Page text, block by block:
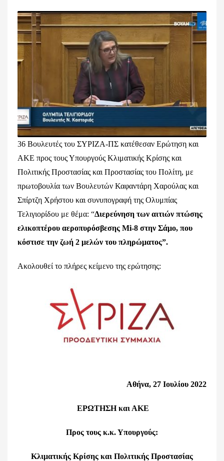
36 Βουλευτές του ΣΥΡΙΖΑ-ΠΣ κατέθεσαν Ερώτηση και
ΑΚΕ προς τους Υπουργούς Κλιματικής Κρίσης και
Πολιτικής Προστασίας και Προστασίας του Πολίτη, με
πρωτοβουλία των Βουλευτών Καφαντάρη Χαρούλας και
Σπίρτζη Χρήστου και συνυπογραφή της Ολυμπίας
Τελιγιορίδου με θέμα: “Διερεύνηση των αιτιών πτώσης
ελικοπτέρου αεροπυρόσβεσης Mi-8 στην Σάμο, που
κόστισε την ζωή 2 μελών του πληρώματος”.
Ακολουθεί το πλήρες κείμενο της ερώτησης:
Αθήνα, 27 Ιουλίου 2022
ΕΡΩΤΗΣΗ και ΑΚΕ
Προς τους κ.κ. Υπουργούς:
Κλιματικής Κρίσης και Πολιτικής Προστασίας